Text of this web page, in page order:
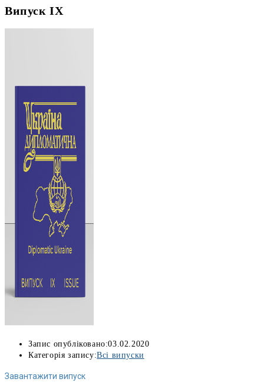
Випуск IX
Запис опубліковано:03.02.2020
Категорія запису:Всі випуски
Завантажити випуск